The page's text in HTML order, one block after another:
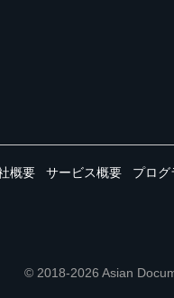
概要 サービス概要 プログ
© 2018-2026 Asian